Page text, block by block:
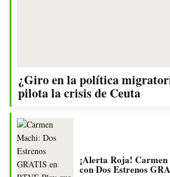
¿Giro en la política
pilota la crisis de Ceuta
¡Alerta Roja!
con Dos Estrenos